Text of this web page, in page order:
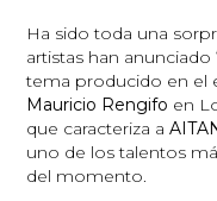
Ha sido toda una
artistas han anunciado
tema producido en el
Mauricio Rengifo en
que caracteriza a
uno de los talentos
del momento.